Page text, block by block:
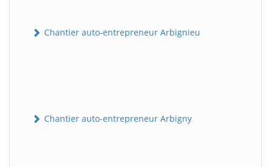
Chantier auto-entrepreneur Arbignieu
Chantier auto-entrepreneur Arbigny